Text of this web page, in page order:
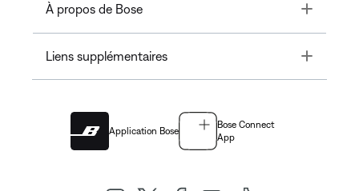
À propos de Bose Toggle
Liens supplémentaires Toggle
Application Bose
Bose Connect
App